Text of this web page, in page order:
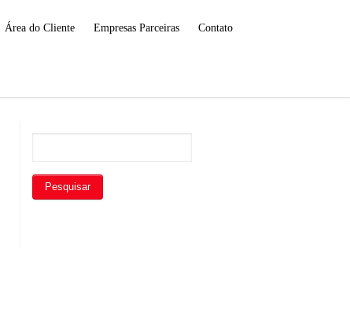
Área do Cliente Empresas Parceiras Contato